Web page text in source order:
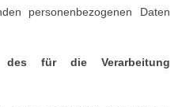
personenbezogenen Daten
für die Verarbeitung